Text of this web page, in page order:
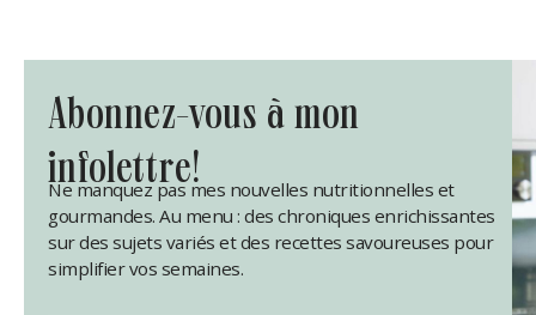
abonnez-vous à mon
infolettre!
Ne manquez pas mes nouvelles nutritionnelles et
gourmandes. Au menu : des chroniques enrichissantes
sur des sujets variés et des recettes savoureuses pour
simplifier vos semaines.